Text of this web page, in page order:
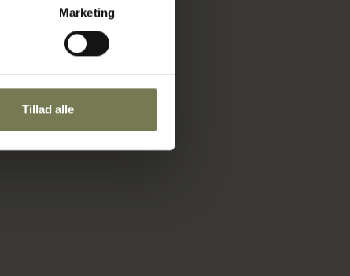
Marketing
Tillad alle